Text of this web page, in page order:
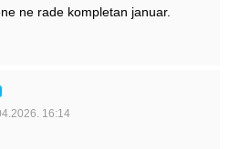
ne rade kompletan januar.
16:14